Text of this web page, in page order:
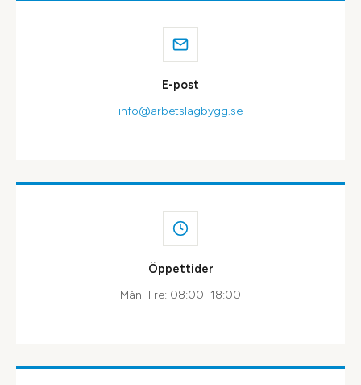
E-post
info@arbetslagbygg.se
Öppettider
Mån–Fre: 08:00–18:00